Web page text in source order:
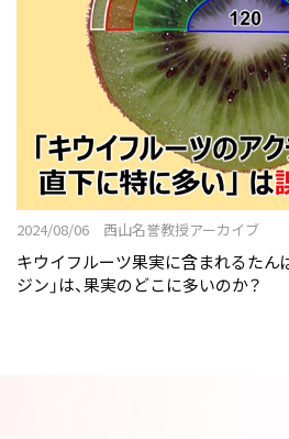
2024/08/06 西山名誉教授アーカイブ
キウイフルーツ果実に含まれるたん
ジン」は、果実のどこに多いのか？